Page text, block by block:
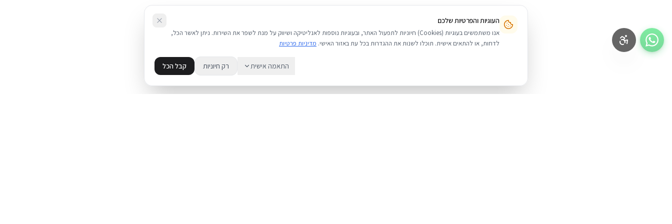
העוגיות והפרטיות שלכם
אנו משתמשים בעוגיות (Cookies) חיוניות לתפעול האתר, ובעוגיות נוספות לאנליטיקה ושיווק על מנת לשפר את השירות. ניתן לאשר הכל,
לדחות, או להתאים אישית. תוכלו לשנות את ההגדרות בכל עת באזור האישי. מדיניות פרטיות
התאמה אישית רק חיוניות קבל הכל